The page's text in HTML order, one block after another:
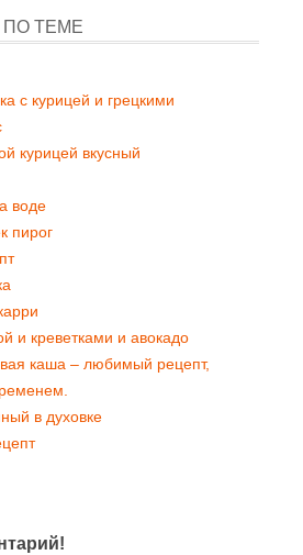
ТЕМЕ
с курицей и грецкими
курицей вкусный
воде
пирог
и креветками и авокадо
каша – любимый рецепт,
в духовке